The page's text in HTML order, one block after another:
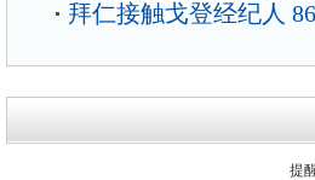
拜仁接触戈登经纪人
提